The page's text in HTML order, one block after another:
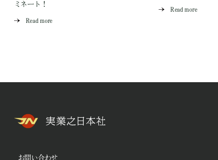
ミネート！
Read more
Read more
お問い合わせ